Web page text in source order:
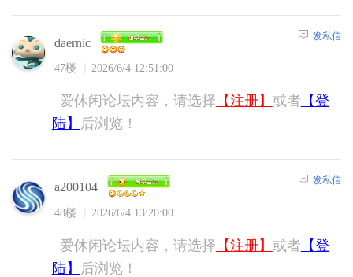
daernic
47楼 2026/6/4 12:51:00
发私信
爱休闲论坛内容，请选择 【注册】 或者 【登
陆】
后浏览！
a200104
48楼 2026/6/4 13:20:00
发私信
爱休闲论坛内容，请选择 【注册】 或者 【登
陆】
后浏览！